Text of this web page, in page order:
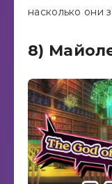
насколько они
8)